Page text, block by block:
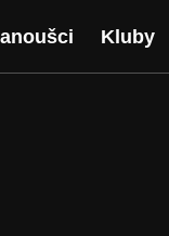
Kluby